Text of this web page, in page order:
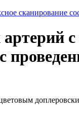
сканирование
с